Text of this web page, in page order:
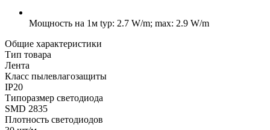
Мощность на 1м typ: 2.7 W/m; max: 2.9 W/m
Общие характеристики
Тип товара
Лента
Класс пылевлагозащиты
IP20
Типоразмер светодиода
SMD 2835
Плотность светодиодов